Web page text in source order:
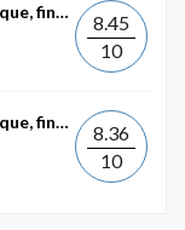
Licence Professionnelle Assurance, banque, finance :...
8.45
10
Licence Professionnelle Assurance, banque, finance :...
8.36
10